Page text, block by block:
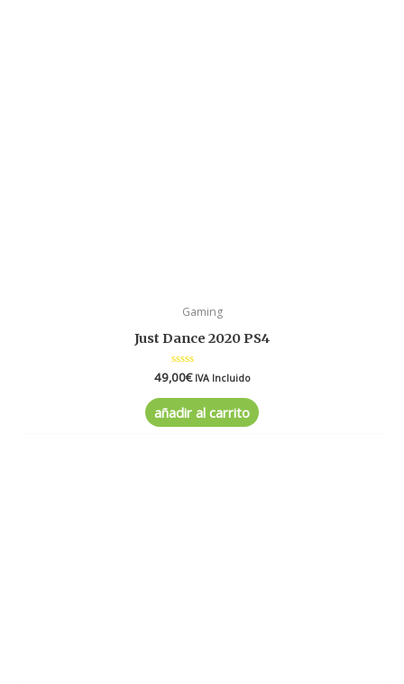
Gaming
Just Dance 2020 PS4
Valorado
en
0
de
5
49,00€ IVA Incluido
añadir al carrito